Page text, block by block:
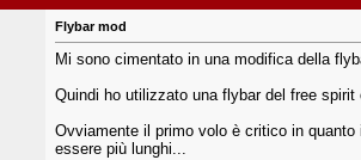
Flybar mod
Mi sono cimentato in una modifica della
Quindi ho utilizzato una flybar del free
Ovviamente il primo volo è critico in
essere più lunghi...